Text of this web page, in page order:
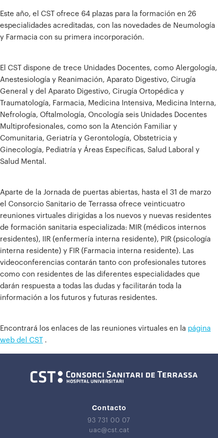
Este año, el CST ofrece 64 plazas para la formación en 26
especialidades acreditadas, con las novedades de Neumología
y Farmacia con su primera incorporación.
El CST dispone de trece Unidades Docentes, como Alergología,
Anestesiología y Reanimación, Aparato Digestivo, Cirugía
General y del Aparato Digestivo, Cirugía Ortopédica y
Traumatología, Farmacia, Medicina Intensiva, Medicina Interna,
Nefrología, Oftalmología, Oncología seis Unidades Docentes
Multiprofesionales, como son la Atención Familiar y
Comunitaria, Geriatría y Gerontología, Obstetricia y
Ginecología, Pediatría y Áreas Específicas, Salud Laboral y
Salud Mental.
Aparte de la Jornada de puertas abiertas, hasta el 31 de marzo
el Consorcio Sanitario de Terrassa ofrece veinticuatro
reuniones virtuales dirigidas a los nuevos y nuevas residentes
de formación sanitaria especializada: MIR (médicos internos
residentes), IIR (enfermería interna residente), PIR (psicología
interna residente) y FIR (Farmacia interna residente). Las
videoconferencias contarán tanto con profesionales tutores
como con residentes de las diferentes especialidades que
darán respuesta a todas las dudas y facilitarán toda la
información a los futuros y futuras residentes.
Encontrará los enlaces de las reuniones virtuales en la página
web del CST
.
Contacto
93 731 00 07
uac@cst.cat